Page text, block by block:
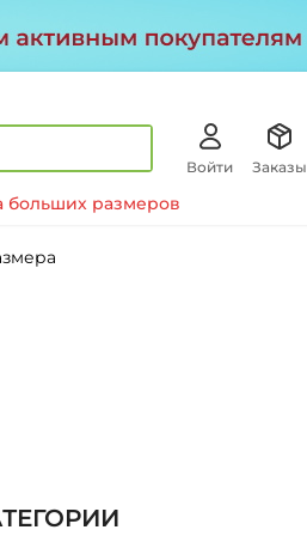
Войти Заказы
больших размеров